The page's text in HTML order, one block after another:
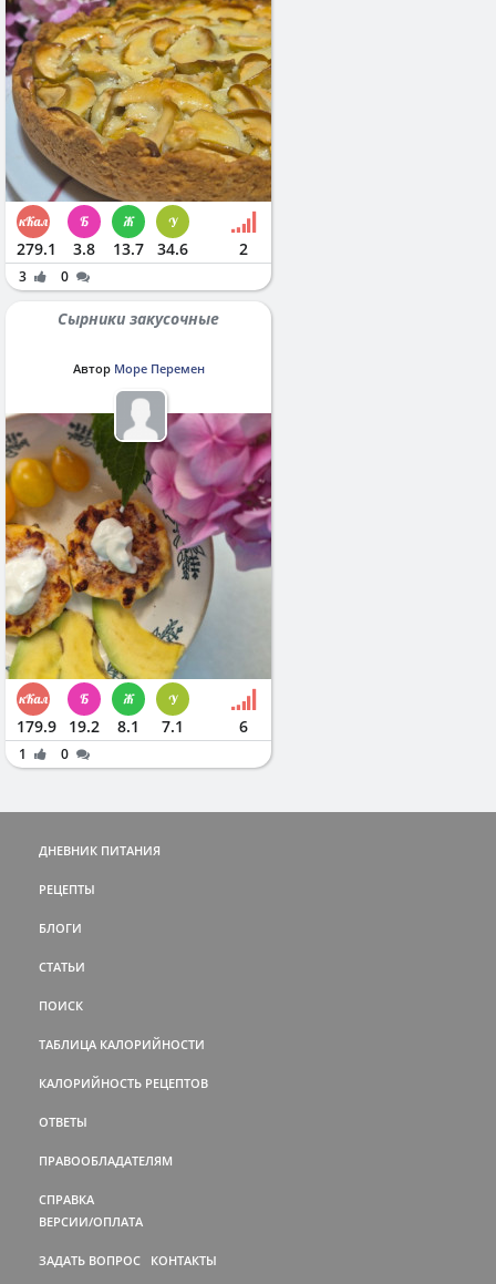
279.1 3.8 13.7 34.6 2
3 0
Сырники закусочные
Автор Море Перемен
179.9 19.2 8.1 7.1 6
1 0
ДНЕВНИК ПИТАНИЯ
РЕЦЕПТЫ
БЛОГИ
СТАТЬИ
ПОИСК
ТАБЛИЦА КАЛОРИЙНОСТИ
КАЛОРИЙНОСТЬ РЕЦЕПТОВ
ОТВЕТЫ
ПРАВООБЛАДАТЕЛЯМ
СПРАВКА
ВЕРСИИ/ОПЛАТА
ЗАДАТЬ ВОПРОС КОНТАКТЫ